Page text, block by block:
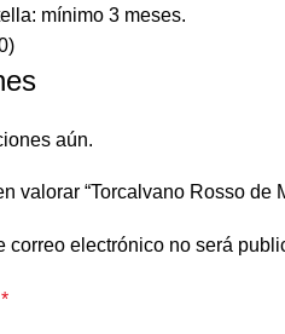
mínimo 3 meses.
aún.
valorar “Torcalvano Rosso de
correo electrónico no será
*